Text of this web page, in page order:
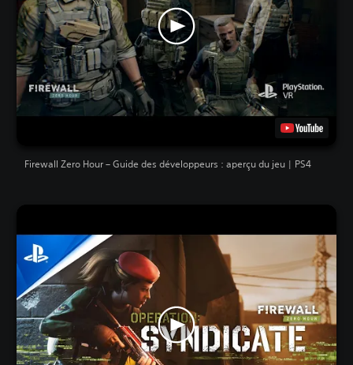
Firewall Zero Hour – Guide des développeurs : aperçu du jeu | PS4